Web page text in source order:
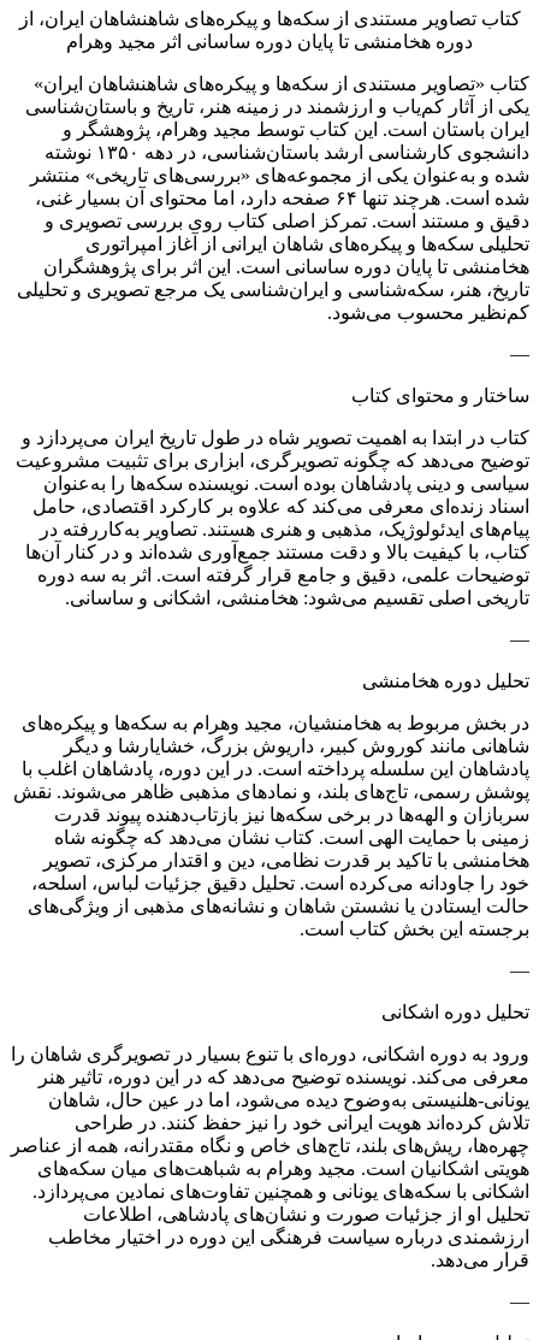
کتاب تصاویر مستندی از سکه‌ها و پیکره‌های شاهنشاهان ایران، از
دوره هخامنشی تا پایان دوره ساسانی اثر مجید وهرام
کتاب «تصاویر مستندی از سکه‌ها و پیکره‌های شاهنشاهان ایران»
یکی از آثار کم‌یاب و ارزشمند در زمینه هنر، تاریخ و باستان‌شناسی
ایران باستان است. این کتاب توسط مجید وهرام، پژوهشگر و
دانشجوی کارشناسی ارشد باستان‌شناسی، در دهه ۱۳۵۰ نوشته
شده و به‌عنوان یکی از مجموعه‌های «بررسی‌های تاریخی» منتشر
شده است. هرچند تنها ۶۴ صفحه دارد، اما محتوای آن بسیار غنی،
دقیق و مستند است. تمرکز اصلی کتاب روی بررسی تصویری و
تحلیلی سکه‌ها و پیکره‌های شاهان ایرانی از آغاز امپراتوری
هخامنشی تا پایان دوره ساسانی است. این اثر برای پژوهشگران
تاریخ، هنر، سکه‌شناسی و ایران‌شناسی یک مرجع تصویری و تحلیلی
کم‌نظیر محسوب می‌شود.
—
ساختار و محتوای کتاب
کتاب در ابتدا به اهمیت تصویر شاه در طول تاریخ ایران می‌پردازد و
توضیح می‌دهد که چگونه تصویرگری، ابزاری برای تثبیت مشروعیت
سیاسی و دینی پادشاهان بوده است. نویسنده سکه‌ها را به‌عنوان
اسناد زنده‌ای معرفی می‌کند که علاوه بر کارکرد اقتصادی، حامل
پیام‌های ایدئولوژیک، مذهبی و هنری هستند. تصاویر به‌کاررفته در
کتاب، با کیفیت بالا و دقت مستند جمع‌آوری شده‌اند و در کنار آن‌ها
توضیحات علمی، دقیق و جامع قرار گرفته است. اثر به سه دوره
تاریخی اصلی تقسیم می‌شود: هخامنشی، اشکانی و ساسانی.
—
تحلیل دوره هخامنشی
در بخش مربوط به هخامنشیان، مجید وهرام به سکه‌ها و پیکره‌های
شاهانی مانند کوروش کبیر، داریوش بزرگ، خشایارشا و دیگر
پادشاهان این سلسله پرداخته است. در این دوره، پادشاهان اغلب با
پوشش رسمی، تاج‌های بلند، و نمادهای مذهبی ظاهر می‌شوند. نقش
سربازان و الهه‌ها در برخی سکه‌ها نیز بازتاب‌دهنده پیوند قدرت
زمینی با حمایت الهی است. کتاب نشان می‌دهد که چگونه شاه
هخامنشی با تاکید بر قدرت نظامی، دین و اقتدار مرکزی، تصویر
خود را جاودانه می‌کرده است. تحلیل دقیق جزئیات لباس، اسلحه،
حالت ایستادن یا نشستن شاهان و نشانه‌های مذهبی از ویژگی‌های
برجسته این بخش کتاب است.
—
تحلیل دوره اشکانی
ورود به دوره اشکانی، دوره‌ای با تنوع بسیار در تصویرگری شاهان را
معرفی می‌کند. نویسنده توضیح می‌دهد که در این دوره، تاثیر هنر
یونانی-هلنیستی به‌وضوح دیده می‌شود، اما در عین حال، شاهان
تلاش کرده‌اند هویت ایرانی خود را نیز حفظ کنند. در طراحی
چهره‌ها، ریش‌های بلند، تاج‌های خاص و نگاه مقتدرانه، همه از عناصر
هویتی اشکانیان است. مجید وهرام به شباهت‌های میان سکه‌های
اشکانی با سکه‌های یونانی و همچنین تفاوت‌های نمادین می‌پردازد.
تحلیل او از جزئیات صورت و نشان‌های پادشاهی، اطلاعات
ارزشمندی درباره سیاست فرهنگی این دوره در اختیار مخاطب
قرار می‌دهد.
—